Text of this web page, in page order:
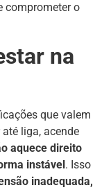
comprometer o
na
que valem
liga, acende
aquece direito
instável. Isso
inadequada,